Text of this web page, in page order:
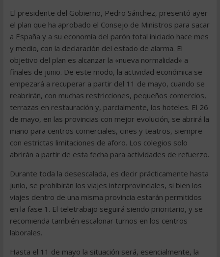
El presidente del Gobierno, Pedro Sánchez, presentó ayer
el plan que ha aprobado el Consejo de Ministros para sacar
a España y a su economía del parón total iniciado hace mes
y medio, con la declaración del estado de alarma. El
objetivo del plan es alcanzar la «nueva normalidad» a
finales de junio. De este modo, la actividad económica se
empezará a recuperar a partir del 11 de mayo, cuando se
reabrirán, con muchas restricciones, pequeños comercios,
terrazas en restauración y, parcialmente, los hoteles. El 26
de mayo, en las provincias con mejor evolución, se abrirá la
mano para centros comerciales, cines y teatros, siempre
con estrictas limitaciones de aforo. Los colegios solo
abrirán a partir de esta fecha para actividades de refuerzo.
Durante toda la desescalada, es decir prácticamente hasta
junio, se prohibirán los viajes interprovinciales, si bien los
viajes dentro de una misma provincia estarán permitidos
en la fase 1. El teletrabajo seguirá siendo prioritario, y se
recomienda también escalonar turnos en los centros
laborales.
Hasta el 11 de mayo la situación será, esencialmente, la